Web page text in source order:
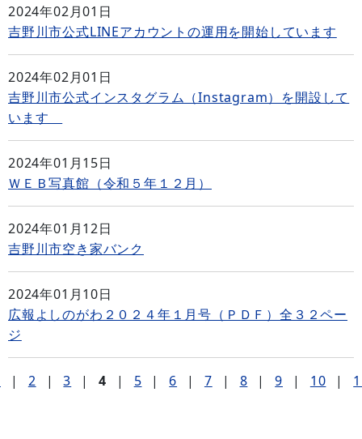
2024年02月01日
吉野川市公式LINEアカウントの運用を開始しています
2024年02月01日
吉野川市公式インスタグラム（Instagram）を開設して
います
2024年01月15日
ＷＥＢ写真館（令和５年１２月）
2024年01月12日
吉野川市空き家バンク
2024年01月10日
広報よしのがわ２０２４年１月号（ＰＤＦ）全３２ペー
ジ
| 2 | 3 | 4 | 5 | 6 | 7 | 8 | 9 | 10 |